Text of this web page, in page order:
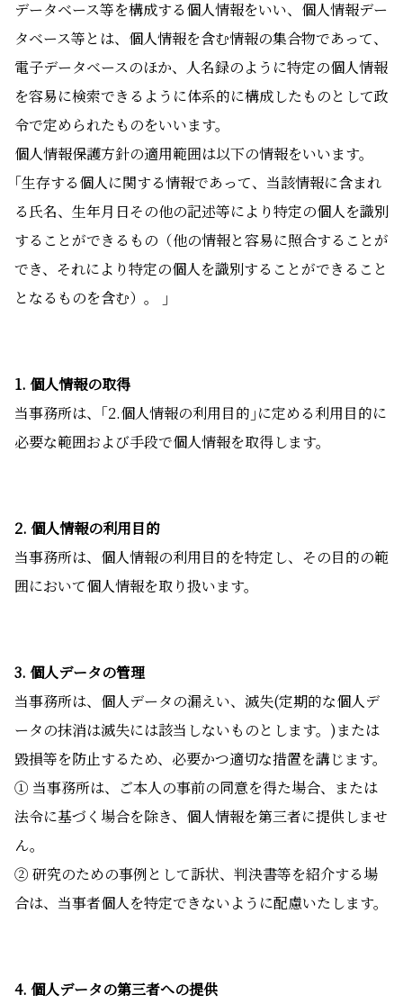
データベース等を構成する個人情報をいい、個人情報デー
タベース等とは、個人情報を含む情報の集合物であって、
電子データベースのほか、人名録のように特定の個人情報
を容易に検索できるように体系的に構成したものとして政
令で定められたものをいいます。
個人情報保護方針の適用範囲は以下の情報をいいます。
｢生存する個人に関する情報であって、当該情報に含まれ
る氏名、生年月日その他の記述等により特定の個人を識別
することができるもの（他の情報と容易に照合することが
でき、それにより特定の個人を識別することができること
となるものを含む）。 ｣
1. 個人情報の取得
当事務所は、｢2.個人情報の利用目的｣に定める利用目的に
必要な範囲および手段で個人情報を取得します。
2. 個人情報の利用目的
当事務所は、個人情報の利用目的を特定し、その目的の範
囲において個人情報を取り扱います。
3. 個人データの管理
当事務所は、個人データの漏えい、滅失(定期的な個人デ
ータの抹消は滅失には該当しないものとします。)または
毀損等を防止するため、必要かつ適切な措置を講じます。
① 当事務所は、ご本人の事前の同意を得た場合、または
法令に基づく場合を除き、個人情報を第三者に提供しませ
ん。
② 研究のための事例として訴状、判決書等を紹介する場
合は、当事者個人を特定できないように配慮いたします。
4. 個人データの第三者への提供